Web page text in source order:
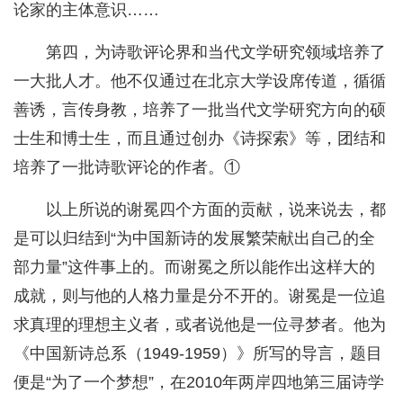
论家的主体意识……
第四，为诗歌评论界和当代文学研究领域培养了
一大批人才。他不仅通过在北京大学设席传道，循循
善诱，言传身教，培养了一批当代文学研究方向的硕
士生和博士生，而且通过创办《诗探索》等，团结和
培养了一批诗歌评论的作者。①
以上所说的谢冕四个方面的贡献，说来说去，都
是可以归结到“为中国新诗的发展繁荣献出自己的全
部力量”这件事上的。而谢冕之所以能作出这样大的
成就，则与他的人格力量是分不开的。谢冕是一位追
求真理的理想主义者，或者说他是一位寻梦者。他为
《中国新诗总系（1949-1959）》所写的导言，题目
便是“为了一个梦想”，在2010年两岸四地第三届诗学